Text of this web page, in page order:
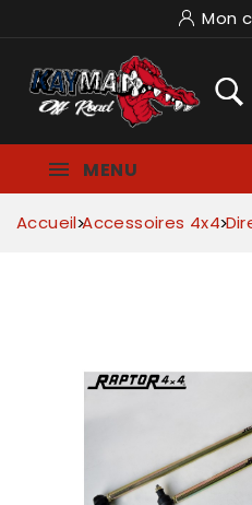
Mon
MENU
Accueil Accessoires 4x4